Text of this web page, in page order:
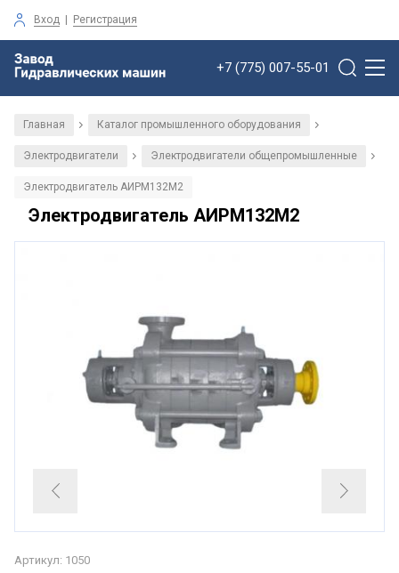
Вход | Регистрация
+7 (775) 007-55-01
Главная / Каталог промышленного оборудования /
Электродвигатели / Электродвигатели общепромышленные /
Электродвигатель АИРМ132М2
Электродвигатель АИРМ132М2
Артикул: 1050